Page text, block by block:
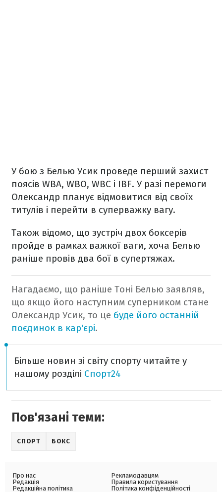
У бою з Белью Усик проведе перший захист
поясів WBA, WBO, WBC і IBF. У разі перемоги
Олександр планує відмовитися від своїх
титулів і перейти в суперважку вагу.
Також відомо, що зустріч двох боксерів
пройде в рамках важкої ваги, хоча Белью
раніше провів два бої в супертяжах.
Нагадаємо, що раніше Тоні Белью заявляв,
що якщо його наступним суперником стане
Олександр Усик, то це буде його останній
поєдинок в кар'єрі.
Більше новин зі світу спорту читайте у
нашому розділі Спорт24
Пов'язані теми:
СПОРТ БОКС
Про нас
Редакція
Редакційна політика
Рекламодавцям
Правила користування
Політика конфіденційності